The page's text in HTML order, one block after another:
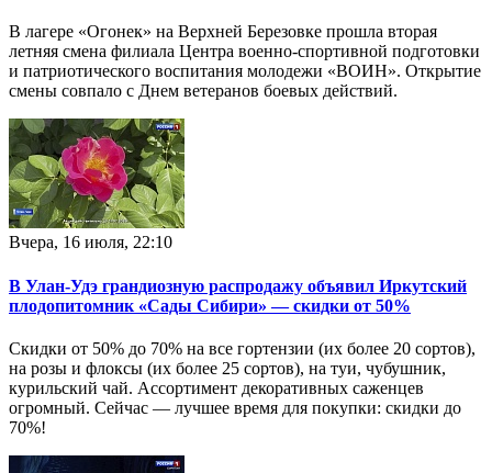
В лагере «Огонек» на Верхней Березовке прошла вторая
летняя смена филиала Центра военно-спортивной подготовки
и патриотического воспитания молодежи «ВОИН». Открытие
смены совпало с Днем ветеранов боевых действий.
Вчера, 16 июля, 22:10
В Улан-Удэ грандиозную распродажу объявил Иркутский
плодопитомник «Сады Сибири» — скидки от 50%
Скидки от 50% до 70% на все гортензии (их более 20 сортов),
на розы и флоксы (их более 25 сортов), на туи, чубушник,
курильский чай. Ассортимент декоративных саженцев
огромный. Сейчас — лучшее время для покупки: скидки до
70%!